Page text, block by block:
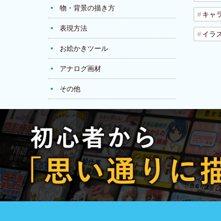
物・背景の描き方
表現方法
お絵かきツール
アナログ画材
その他
キャ
イラ